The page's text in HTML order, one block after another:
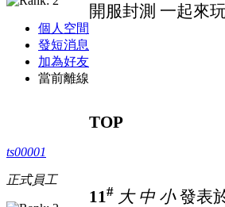
個人空間
發短消息
加為好友
當前離線
開服封測 一起來
TOP
ts00001
正式員工
11# 大 中 小發表